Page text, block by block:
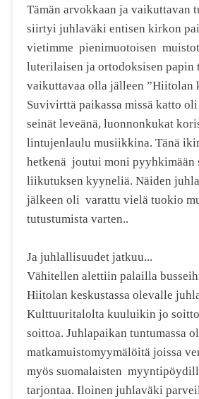
Tämän arvokkaan ja vaikuttavan
siirtyi juhlaväki entisen kirkon
vietimme pienimuotoisen
luterilaisen ja ortodoksisen papin
vaikuttavaa olla jälleen ”Hiitolan
Suvivirttä paikassa missä katto
seinät leveänä, luonnonkukat
lintujenlaulu musiikkina. Tänä
hetkenä joutui moni pyyhkimään
liikutuksen kyyneliä. Näiden
jälkeen oli varattu vielä tuokio
tutustumista varten..
Ja juhlallisuudet jatkuu...
Vähitellen alettiin palailla
Hiitolan keskustassa olevalle
Kulttuuritalolta kuuluikin jo
soittoa. Juhlapaikan tuntumassa
matkamuistomyymälöitä joissa
myös suomalaisten
tarjontaa. Iloinen juhlaväki